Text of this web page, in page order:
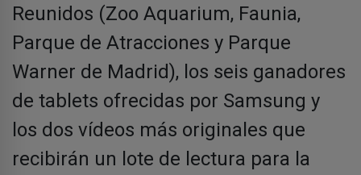
Reunidos (Zoo Aquarium, Faunia,
Parque de Atracciones y Parque
Warner de Madrid), los seis ganadores
de tablets ofrecidas por Samsung y
los dos vídeos más originales que
recibirán un lote de lectura para la